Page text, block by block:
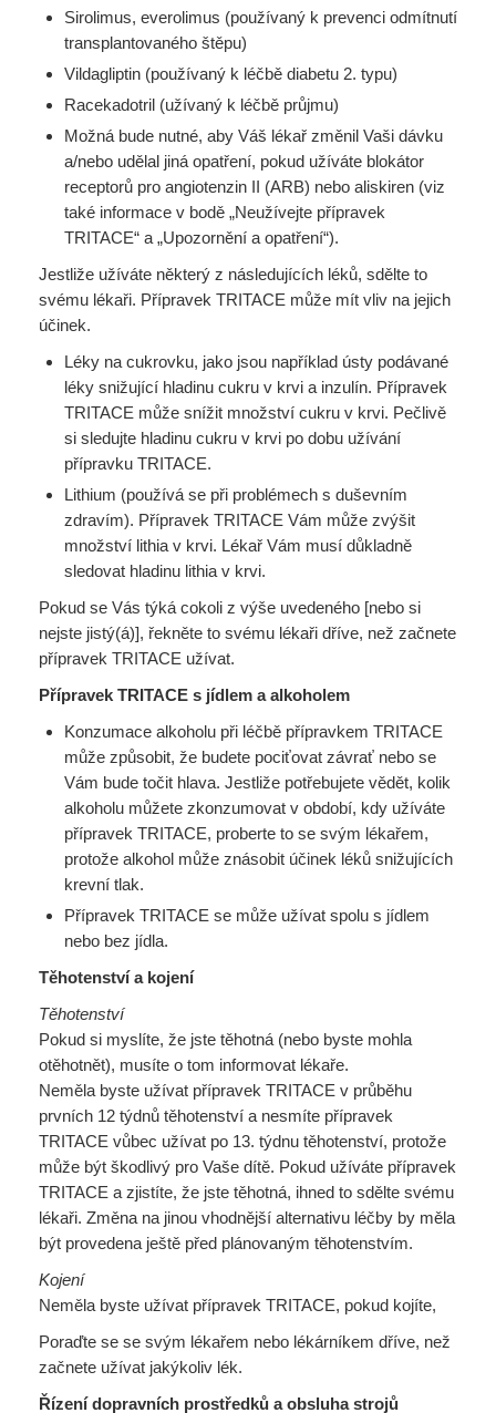
Sirolimus, everolimus (používaný k prevenci odmítnutí
transplantovaného štěpu)
Vildagliptin (používaný k léčbě diabetu 2. typu)
Racekadotril (užívaný k léčbě průjmu)
Možná bude nutné, aby Váš lékař změnil Vaši dávku
a/nebo udělal jiná opatření, pokud užíváte blokátor
receptorů pro angiotenzin II (ARB) nebo aliskiren (viz
také informace v bodě „Neužívejte přípravek
TRITACE“ a „Upozornění a opatření“).
Jestliže užíváte některý z následujících léků, sdělte to
svému lékaři. Přípravek TRITACE může mít vliv na jejich
účinek.
Léky na cukrovku, jako jsou například ústy podávané
léky snižující hladinu cukru v krvi a inzulín. Přípravek
TRITACE může snížit množství cukru v krvi. Pečlivě
si sledujte hladinu cukru v krvi po dobu užívání
přípravku TRITACE.
Lithium (používá se při problémech s duševním
zdravím). Přípravek TRITACE Vám může zvýšit
množství lithia v krvi. Lékař Vám musí důkladně
sledovat hladinu lithia v krvi.
Pokud se Vás týká cokoli z výše uvedeného [nebo si
nejste jistý(á)], řekněte to svému lékaři dříve, než začnete
přípravek TRITACE užívat.
Přípravek TRITACE s jídlem a alkoholem
Konzumace alkoholu při léčbě přípravkem TRITACE
může způsobit, že budete pociťovat závrať nebo se
Vám bude točit hlava. Jestliže potřebujete vědět, kolik
alkoholu můžete zkonzumovat v období, kdy užíváte
přípravek TRITACE, proberte to se svým lékařem,
protože alkohol může znásobit účinek léků snižujících
krevní tlak.
Přípravek TRITACE se může užívat spolu s jídlem
nebo bez jídla.
Těhotenství a kojení
Těhotenství
Pokud si myslíte, že jste těhotná (nebo byste mohla
otěhotnět), musíte o tom informovat lékaře.
Neměla byste užívat přípravek TRITACE v průběhu
prvních 12 týdnů těhotenství a nesmíte přípravek
TRITACE vůbec užívat po 13. týdnu těhotenství, protože
může být škodlivý pro Vaše dítě. Pokud užíváte přípravek
TRITACE a zjistíte, že jste těhotná, ihned to sdělte svému
lékaři. Změna na jinou vhodnější alternativu léčby by měla
být provedena ještě před plánovaným těhotenstvím.
Kojení
Neměla byste užívat přípravek TRITACE, pokud kojíte,
Poraďte se se svým lékařem nebo lékárníkem dříve, než
začnete užívat jakýkoliv lék.
Řízení dopravních prostředků a obsluha strojů